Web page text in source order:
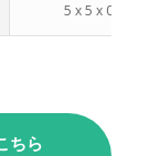
5 x 5 x 0.5
ちら